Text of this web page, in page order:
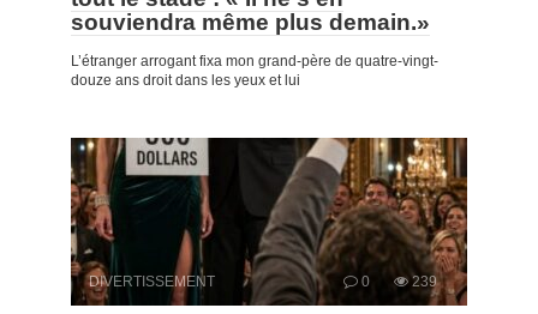
souviendra même plus demain.»
L’étranger arrogant fixa mon grand-père de quatre-vingt-
douze ans droit dans les yeux et lui
DIVERTISSEMENT 0 239